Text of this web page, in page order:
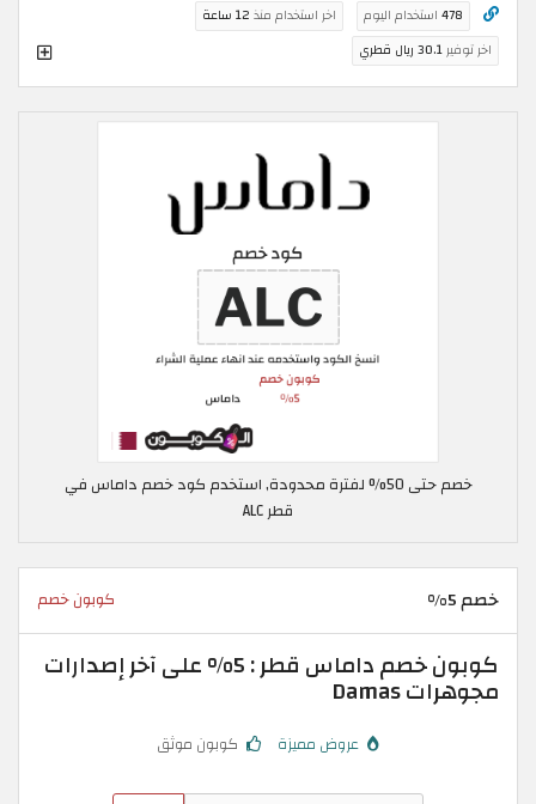
478 استخدام اليوم اخر استخدام منذ 12 ساعة
اخر توفير30.1 ريال قطري
خصم حتى 50% لفترة محدودة, استخدم كود خصم داماس في
قطر ALC
خصم 5% كوبون خصم
كوبون خصم داماس قطر : 5% على آخر إصدارات
مجوهرات Damas
عروض مميزة كوبون موثق